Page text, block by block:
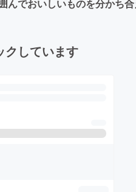
でおいしいものを分かち
クしています